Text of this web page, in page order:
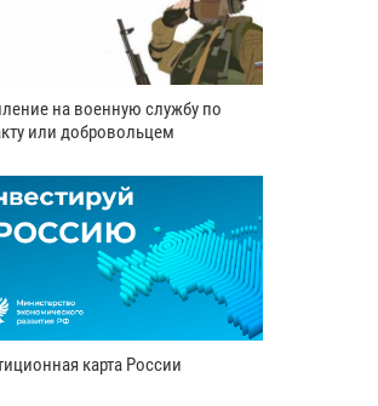
на военную службу по
или добровольцем
карта России